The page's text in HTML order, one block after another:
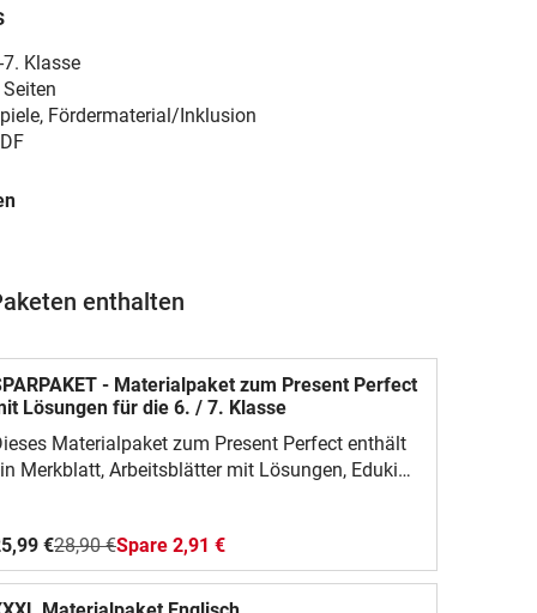
7. Klasse
Seiten
Fördermaterial/Inklusion
enthalten
- Materialpaket zum Present Perfect
Lösungen für die 6. / 7. Klasse
Materialpaket zum Present Perfect enthält
Merkblatt, Arbeitsblätter mit Lösungen, Eduki
zum Present Perfect, Words- and
Tandem Activities,... für den
in der 6. und 7. Klasse.Weitere
€28,90 €Spare 2,91 €